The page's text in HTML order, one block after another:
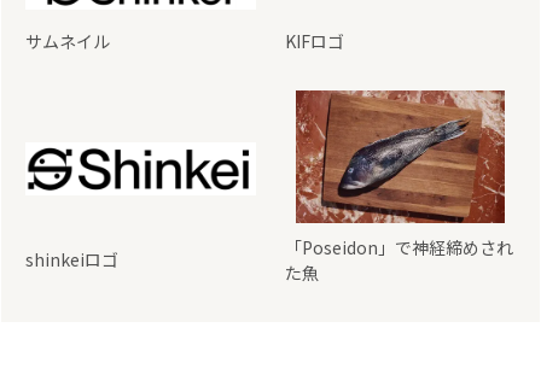
サムネイル KIFロゴ
shinkeiロゴ
「Poseidon」で神経締めされ
た魚